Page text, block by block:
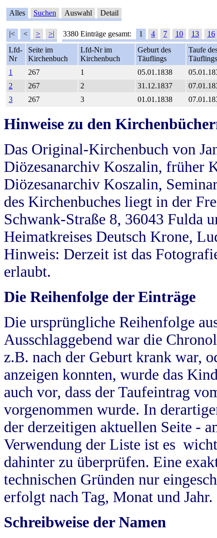
Alles Suchen Auswahl Detail
|< < > >| 3380 Einträge gesamt: 1 4 7 10 13
16
Lfd-
Nr
Seite im
Kirchenbuch
Lfd-Nr im
Kirchenbuch
Geburt des
Täuflings
Taufe
Täuflings
1
267 1 05.01.1838
2
267 2 31.12.1837
3
267 3 01.01.1838
Hinweise zu den
Das Original-Kirchenbuch von
Diözesanarchiv Koszalin, früher
Diözesanarchiv Koszalin,
des Kirchenbuches liegt in der
Schwank-Straße 8, 36043 Fulda
Heimatkreises Deutsch Krone,
Hinweis: Derzeit ist das
erlaubt.
Die Reihenfolge der Einträge
Die ursprüngliche Reihenfolge
Ausschlaggebend war die
z.B. nach der Geburt krank war,
anzeigen konnten, wurde das
auch vor, dass der Taufeintrag
vorgenommen wurde. In
der derzeitigen aktuellen Seite -
Verwendung der Liste ist es
dahinter zu überprüfen. Eine
technischen Gründen nur
erfolgt nach Tag, Monat und Jahr.
Schreibweise der Namen